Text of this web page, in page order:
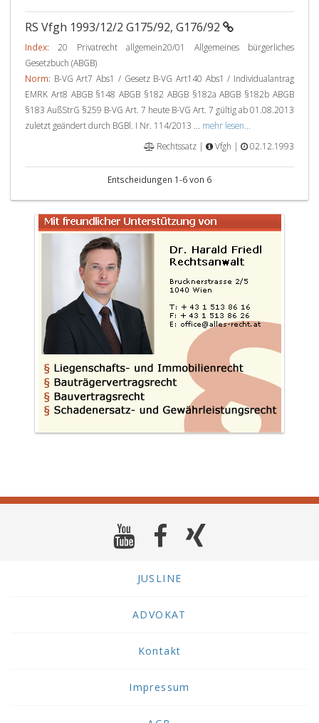
RS Vfgh 1993/12/2 G175/92, G176/92
Index: 20 Privatrecht allgemein20/01 Allgemeines bürgerliches
Gesetzbuch (ABGB)
Norm: B-VG Art7 Abs1 / Gesetz B-VG Art140 Abs1 / Individualantrag
EMRK Art8 ABGB §148 ABGB §182 ABGB §182a ABGB §182b ABGB
§183 AußStrG §259 B-VG Art. 7 heute B-VG Art. 7 gültig ab 01.08.2013
zuletzt geändert durch BGBl. I Nr. 114/2013 ... mehr lesen...
Rechtssatz |
Vfgh | 02.12.1993
Entscheidungen 1-6 von 6
JUSLINE
ADVOKAT
Kontakt
Impressum